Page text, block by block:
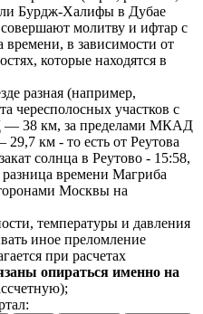
Бурдж-Халифы в Дубае
молитву и ифтар с
в зависимости от
которые находятся в
разная (например,
чересполосных участков с
— 38 км, за пределами МКАД
км - то есть от Реутова
солнца в Реутово - 15:58,
времени Магриба
Москвы на
температуры и давления
иное преломление
при расчетах
опираться именно на